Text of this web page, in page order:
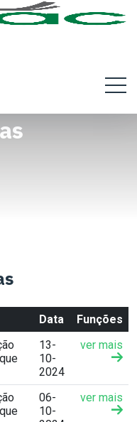
Data
Funções
13-
10-
2024
ver mais
06-
10-
ver mais